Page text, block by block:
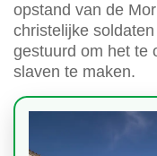
opstand van de
christelijke
gestuurd om het te
slaven te maken.